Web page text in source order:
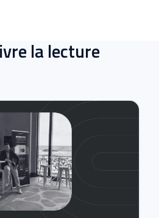
la lecture